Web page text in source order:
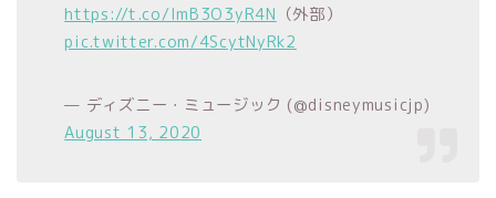
https://t.co/ImB3O3yR4N （外部）
pic.twitter.com/4ScytNyRk2
— ディズニー・ミュージック (@disneymusicjp)
August 13, 2020